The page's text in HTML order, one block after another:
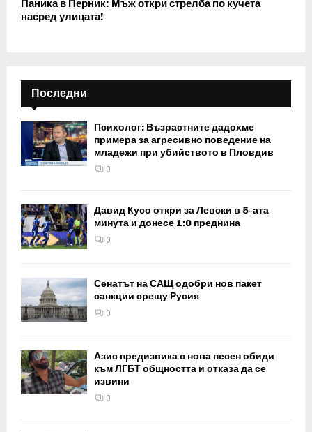
Паника в Перник: Мъж откри стрелба по кучета
насред улицата!
Последни
Психолог: Възрастните дадохме
примера за агресивно поведение на
младежи при убийството в Пловдив
0
Давид Кусо откри за Левски в 5-ата
минута и донесе 1:0 преднина
0
Сенатът на САЩ одобри нов пакет
санкции срещу Русия
0
Азис предизвика с нова песен обиди
към ЛГБТ общността и отказа да се
извини
0